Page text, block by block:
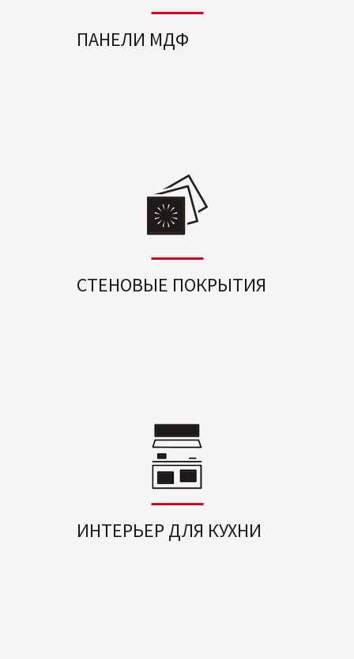
ПАНЕЛИ МДФ
СТЕНОВЫЕ ПОКРЫТИЯ
ИНТЕРЬЕР ДЛЯ КУХНИ